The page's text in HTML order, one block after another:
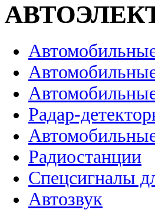
Радар-
Радиостанции
Спецсигналы
Автозвук